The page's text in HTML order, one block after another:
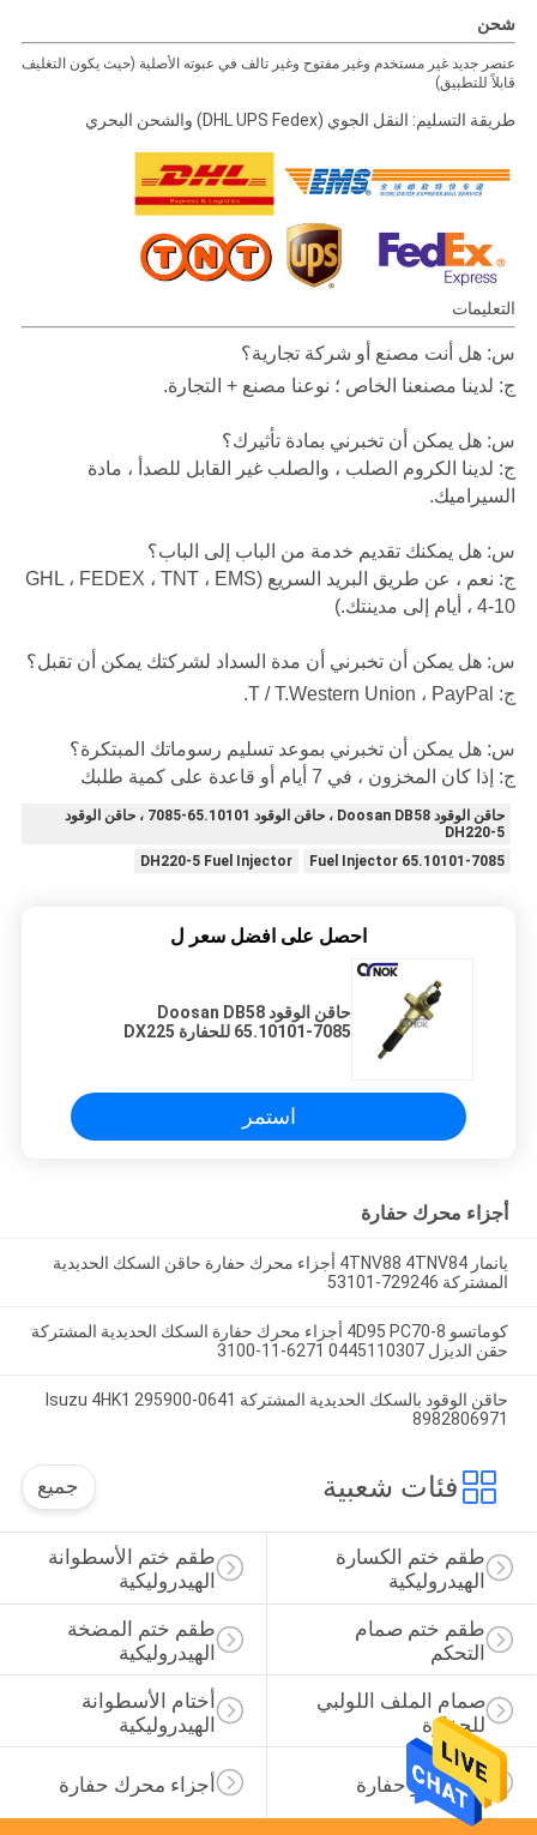
شحن
عنصر جديد غير مستخدم وغير مفتوح وغير تالف في عبوته الأصلية (حيث يكون التغليف
قابلاً للتطبيق)
طريقة التسليم: النقل الجوي (DHL UPS Fedex) والشحن البحري
التعليمات
س: هل أنت مصنع أو شركة تجارية؟
ج: لدينا مصنعنا الخاص ؛ نوعنا مصنع + التجارة.
س: هل يمكن أن تخبرني بمادة تأثيرك؟
ج: لدينا الكروم الصلب ، والصلب غير القابل للصدأ ، مادة
السيراميك.
س: هل يمكنك تقديم خدمة من الباب إلى الباب؟
ج: نعم ، عن طريق البريد السريع (GHL ، FEDEX ، TNT ، EMS
، 4-10 أيام إلى مدينتك.)
س: هل يمكن أن تخبرني أن مدة السداد لشركتك يمكن أن تقبل؟
ج: T / T.Western Union ، PayPal.
س: هل يمكن أن تخبرني بموعد تسليم رسوماتك المبتكرة؟
ج: إذا كان المخزون ، في 7 أيام أو قاعدة على كمية طلبك
حاقن الوقود Doosan DB58 ، حاقن الوقود 65.10101-7085 ، حاقن الوقود
DH220-5
65.10101-7085 Fuel Injector
DH220-5 Fuel Injector
احصل على افضل سعر ل
حاقن الوقود Doosan DB58
65.10101-7085 للحفارة DX225
استمر
أجزاء محرك حفارة
يانمار 4TNV88 4TNV84 أجزاء محرك حفارة حاقن السكك الحديدية
المشتركة 729246-53101
كوماتسو 4D95 PC70-8 أجزاء محرك حفارة السكك الحديدية المشتركة
حقن الديزل 0445110307 6271-11-3100
حاقن الوقود بالسكك الحديدية المشتركة Isuzu 4HK1 295900-0641
8982806971
فئات شعبية جميع
طقم ختم الأسطوانة
الهيدروليكية
طقم ختم الكسارة
الهيدروليكية
طقم ختم المضخة
الهيدروليكية
طقم ختم صمام
التحكم
أختام الأسطوانة
الهيدروليكية
صمام الملف اللولبي
للحفارة
أجزاء محرك حفارة قطع غيار حفارة